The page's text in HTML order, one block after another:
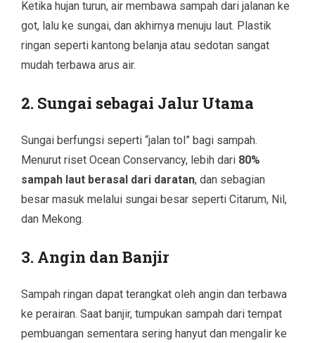
Ketika hujan turun, air membawa sampah dari jalanan ke
got, lalu ke sungai, dan akhirnya menuju laut. Plastik
ringan seperti kantong belanja atau sedotan sangat
mudah terbawa arus air.
2. Sungai sebagai Jalur Utama
Sungai berfungsi seperti “jalan tol” bagi sampah.
Menurut riset Ocean Conservancy, lebih dari 80%
sampah laut berasal dari daratan, dan sebagian
besar masuk melalui sungai besar seperti Citarum, Nil,
dan Mekong.
3. Angin dan Banjir
Sampah ringan dapat terangkat oleh angin dan terbawa
ke perairan. Saat banjir, tumpukan sampah dari tempat
pembuangan sementara sering hanyut dan mengalir ke